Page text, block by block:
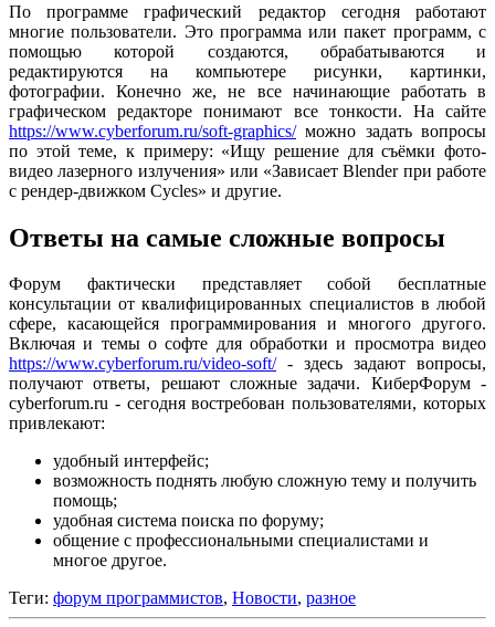
По программе графический редактор сегодня работают
многие пользователи. Это программа или пакет программ, с
помощью которой создаются, обрабатываются и
редактируются на компьютере рисунки, картинки,
фотографии. Конечно же, не все начинающие работать в
графическом редакторе понимают все тонкости. На сайте
https://www.cyberforum.ru/soft-graphics/можно задать вопросы
по этой теме, к примеру: «Ищу решение для съёмки фото-
видео лазерного излучения» или «Зависает Blender при работе
с рендер-движком Cycles» и другие.
Ответы на самые сложные вопросы
Форум фактически представляет собой бесплатные
консультации от квалифицированных специалистов в любой
сфере, касающейся программирования и многого другого.
Включая и темы о софте для обработки и просмотра видео
https://www.cyberforum.ru/video-soft/- здесь задают вопросы,
получают ответы, решают сложные задачи. КиберФорум -
cyberforum.ru - сегодня востребован пользователями, которых
привлекают:
удобный интерфейс;
возможность поднять любую сложную тему и получить
помощь;
удобная система поиска по форуму;
общение с профессиональными специалистами и
многое другое.
Теги: форум программистов, Новости, разное